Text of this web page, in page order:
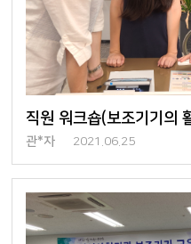
직원 워크숍(보조기기의
관*자 2021.06.25